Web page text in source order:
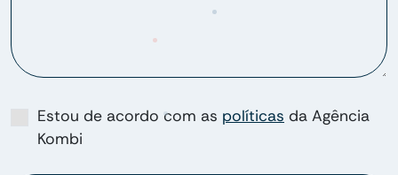
Estou de acordo com as políticas da Agência
Kombi